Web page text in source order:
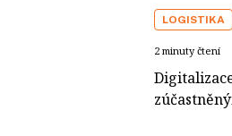
LOGISTIKA
2 minuty čtení